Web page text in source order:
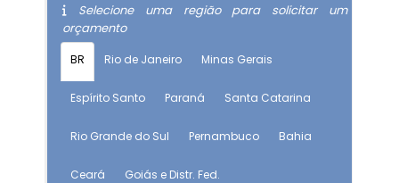
Selecione uma região para solicitar um
orçamento
BR Rio de Janeiro Minas Gerais
Espírito Santo Paraná Santa Catarina
Rio Grande do Sul Pernambuco Bahia
Ceará Goiás e Distr. Fed.